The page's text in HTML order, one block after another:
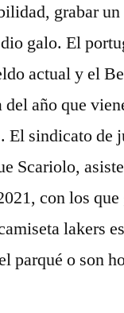
grabar
galo. El
actual y el
año que
sindicato de
Scariolo,
con los
lakers
parqué o son